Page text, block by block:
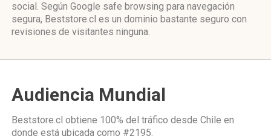
social. Según Google safe browsing para navegación
segura, Beststore.cl es un dominio bastante seguro con
revisiones de visitantes ninguna.
Audiencia Mundial
Beststore.cl obtiene 100% del tráfico desde Chile en
donde está ubicada como #2195.